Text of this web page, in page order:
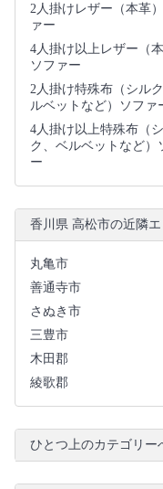
2人掛けレザー（本革
ァー
4人掛け以上レザー（本
ソファー
2人掛け特殊布（シル
ルベットなど）ソファ
4人掛け以上特殊布（
ク、ベルベットなど）
ー
香川県 高松市の近隣エ
丸亀市
善通寺市
さぬき市
三豊市
木田郡
綾歌郡
ひとつ上のカテゴリー